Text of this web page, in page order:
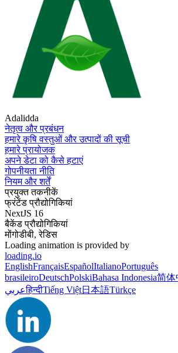
Adalidda
नेतृत्व और प्रबंधन
हमारे कृषि वस्तुओं और उत्पादों की सूची
हमारे प्रायोजक
अपने डेटा को कैसे हटाएं
गोपनीयता नीति
नियम और शर्तें
प्रयुक्त तकनीकें
फ्रंटेंड प्रौद्योगिकियां
NextJS 16
बैकेंड प्रौद्योगिकियां
मोंगोडीबी, रेडिस
Loading animation is provided by
loading.io
EnglishFrançaisEspañolItalianoPortuguês
brasileiroDeutschPolskiBahasa Indonesia简体
عربيहिन्दीTiếng Việt日本語Türkçe